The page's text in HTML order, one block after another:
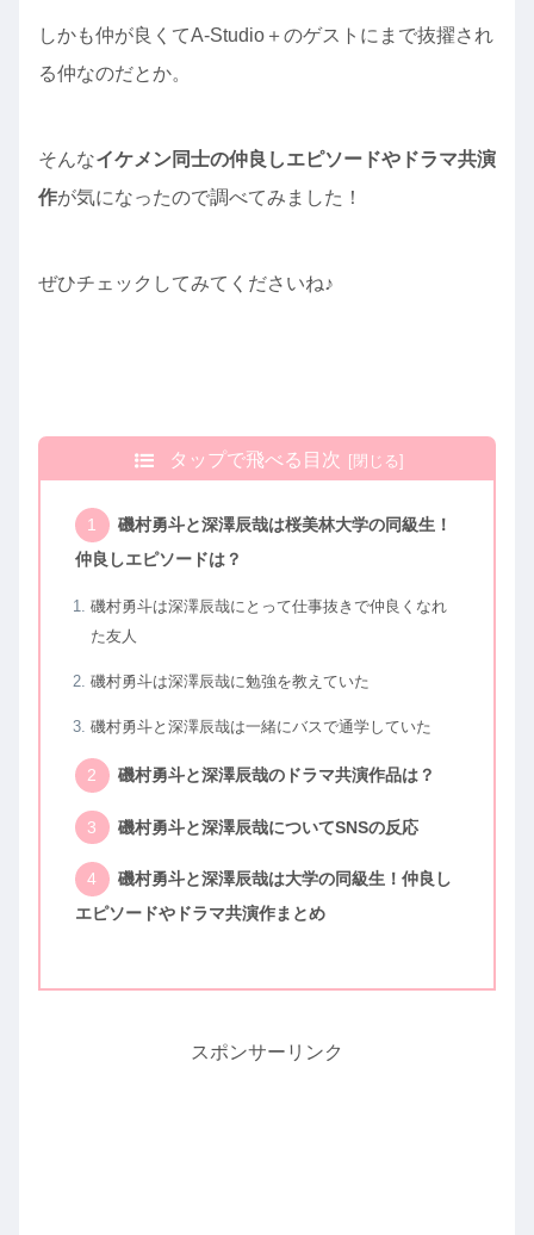
しかも仲が良くてA-Studio＋のゲストにまで抜擢され
る仲なのだとか。
そんなイケメン同士の仲良しエピソードやドラマ共演
作が気になったので調べてみました！
ぜひチェックしてみてくださいね♪
タップで飛べる目次
磯村勇斗と深澤辰哉は桜美林大学の同級生！
仲良しエピソードは？
磯村勇斗は深澤辰哉にとって仕事抜きで仲良くなれ
た友人
磯村勇斗は深澤辰哉に勉強を教えていた
磯村勇斗と深澤辰哉は一緒にバスで通学していた
磯村勇斗と深澤辰哉のドラマ共演作品は？
磯村勇斗と深澤辰哉についてSNSの反応
磯村勇斗と深澤辰哉は大学の同級生！仲良し
エピソードやドラマ共演作まとめ
スポンサーリンク